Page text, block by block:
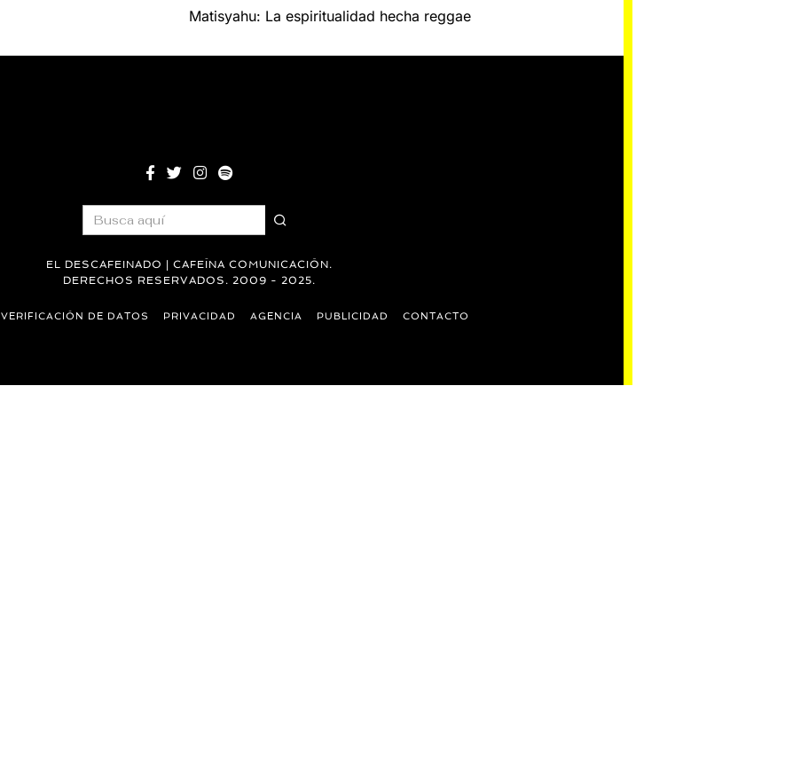
Matisyahu: La espiritualidad hecha reggae
EL DESCAFEINADO | CAFEÍNA COMUNICACIÓN.
DERECHOS RESERVADOS. 2009 - 2025.
VERIFICACIÓN DE DATOS PRIVACIDAD AGENCIA PUBLICIDAD CONTACTO